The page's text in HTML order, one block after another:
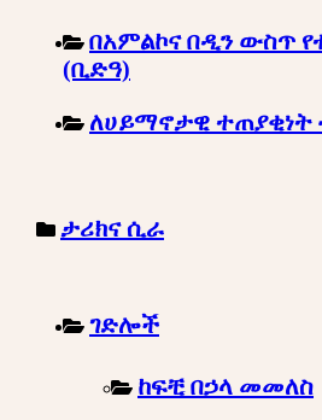
በአምልኮና በዲን ውስጥ
(ቢድዓ)
ለሀይማኖታዊ ተጠያቂነት
ታሪክና ሲራ
ገድሎች
ከፍቺ በኃላ መመለስ